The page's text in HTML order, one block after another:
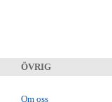
ÖVRIG
Om oss